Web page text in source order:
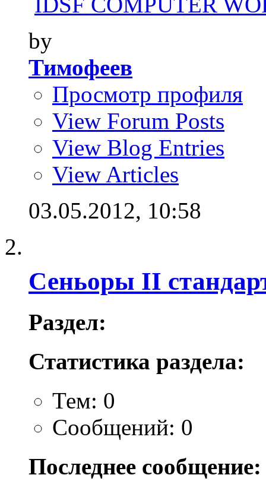
by
Тимофеев
Просмотр профиля
View Forum Posts
View Blog Entries
View Articles
03.05.2012, 10:58
Сеньоры II
Раздел:
Статистика раздела:
Тем: 0
Сообщений: 0
Последнее сообщение: